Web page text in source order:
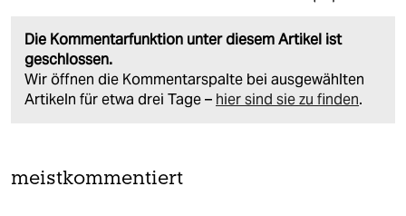
Die Kommentarfunktion unter diesem Artikel ist
geschlossen.
Wir öffnen die Kommentarspalte bei ausgewählten
Artikeln für etwa drei Tage – hier sind sie zu finden.
meistkommentiert